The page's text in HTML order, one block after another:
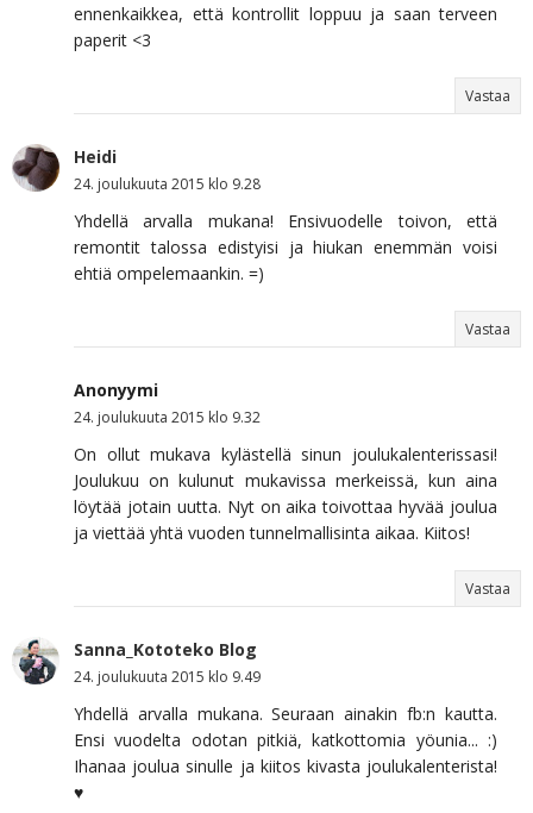
ennenkaikkea, että kontrollit loppuu ja saan terveen
paperit <3
Vastaa
Heidi
24. joulukuuta 2015 klo 9.28
Yhdellä arvalla mukana! Ensivuodelle toivon, että
remontit talossa edistyisi ja hiukan enemmän voisi
ehtiä ompelemaankin. =)
Vastaa
Anonyymi
24. joulukuuta 2015 klo 9.32
On ollut mukava kylästellä sinun joulukalenterissasi!
Joulukuu on kulunut mukavissa merkeissä, kun aina
löytää jotain uutta. Nyt on aika toivottaa hyvää joulua
ja viettää yhtä vuoden tunnelmallisinta aikaa. Kiitos!
Vastaa
Sanna_Kototeko Blog
24. joulukuuta 2015 klo 9.49
Yhdellä arvalla mukana. Seuraan ainakin fb:n kautta.
Ensi vuodelta odotan pitkiä, katkottomia yöunia... :)
Ihanaa joulua sinulle ja kiitos kivasta joulukalenterista!
♥